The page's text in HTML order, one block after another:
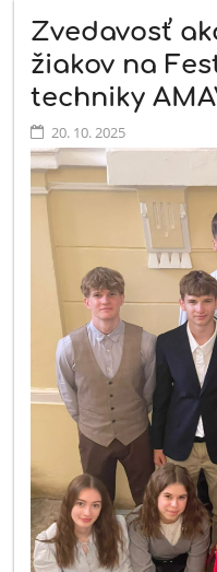
Zvedavosť
žiakov na
techniky
20. 10. 2025